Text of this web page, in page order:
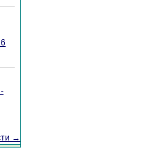
→